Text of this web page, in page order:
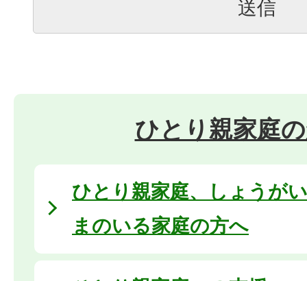
ひとり親家庭
ひとり親家庭、しょうが
まのいる家庭の方へ